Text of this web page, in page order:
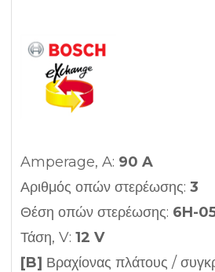
Amperage, A: 90 A
Αριθμός οπών στερέωσης: 3
Θέση οπών στερέωσης: 6H-
Τάση, V: 12 V
[B] Βραχίονας πλάτους /